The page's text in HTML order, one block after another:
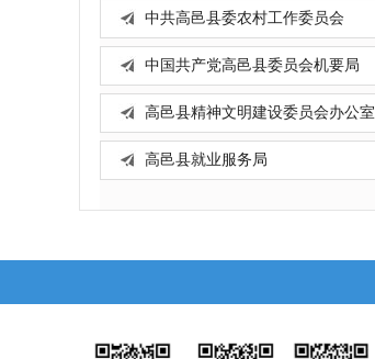
中共高邑县委农村工作委员会
中国共产党高邑县委员会机要局
高邑县精神文明建设委员会办公室
高邑县就业服务局